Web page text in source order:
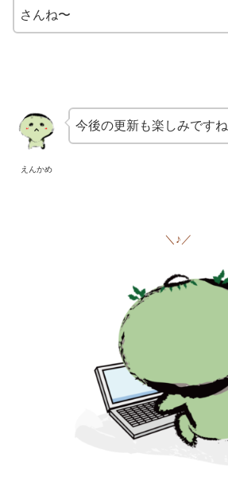
さんね〜
えんかめ
今後の更新も楽しみですね
＼♪／